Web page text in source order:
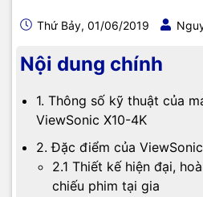
Thứ Bảy, 01/06/2019
Nội dung chính
1. Thông số kỹ thuật của
ViewSonic X10-4K
2. Đặc điểm của
2.1 Thiết kế hiện đại,
chiếu phim tại gia